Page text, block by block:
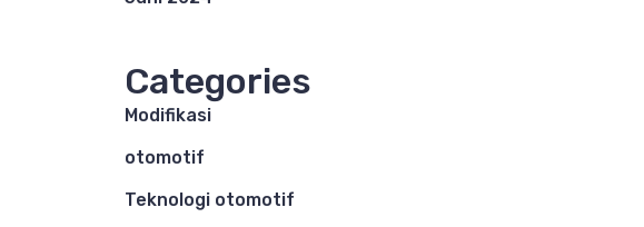
Categories
Modifikasi
otomotif
Teknologi otomotif